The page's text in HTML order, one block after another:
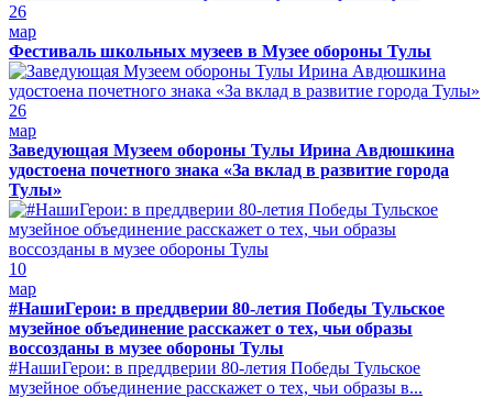
26
мар
Фестиваль школьных музеев в Музее обороны Тулы
26
мар
Заведующая Музеем обороны Тулы Ирина Авдюшкина
удостоена почетного знака «За вклад в развитие города
Тулы»
10
мар
#НашиГерои: в преддверии 80-летия Победы Тульское
музейное объединение расскажет о тех, чьи образы
воссозданы в музее обороны Тулы
#НашиГерои: в преддверии 80-летия Победы Тульское
музейное объединение расскажет о тех, чьи образы в...